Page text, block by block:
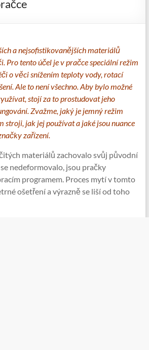
a nejsofistikovanějších materiálů
Pro tento účel je v pračce speciální režim
o věci snížením teploty vody, rotací
Ale to není všechno. Aby bylo možné
stojí za to prostudovat jeho
Zvažme, jaký je jemný režim
stroji, jak jej používat a jaké jsou nuance
zařízení.
materiálů zachovalo svůj původní
nedeformovalo, jsou pračky
programem. Proces mytí v tomto
ošetření a výrazně se liší od toho